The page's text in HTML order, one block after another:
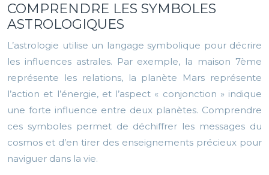
COMPRENDRE LES SYMBOLES
ASTROLOGIQUES
L’astrologie utilise un langage symbolique pour décrire
les influences astrales. Par exemple, la maison 7ème
représente les relations, la planète Mars représente
l’action et l’énergie, et l’aspect « conjonction » indique
une forte influence entre deux planètes. Comprendre
ces symboles permet de déchiffrer les messages du
cosmos et d’en tirer des enseignements précieux pour
naviguer dans la vie.